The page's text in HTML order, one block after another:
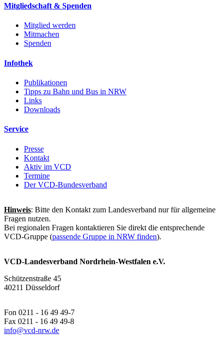
Mitgliedschaft & Spenden
Mitglied werden
Mitmachen
Spenden
Infothek
Publikationen
Tipps zu Bahn und Bus in NRW
Links
Downloads
Service
Presse
Kontakt
Aktiv im VCD
Termine
Der VCD-Bundesverband
Hinweis: Bitte den Kontakt zum Landesverband nur für allgemeine
Fragen nutzen.
Bei regionalen Fragen kontaktieren Sie direkt die entsprechende
VCD-Gruppe (passende Gruppe in NRW finden).
VCD-Landesverband Nordrhein-Westfalen e.V.
Schützenstraße 45
40211 Düsseldorf
Fon 0211 - 16 49 49-7
Fax 0211 - 16 49 49-8
info@vcd-nrw.de